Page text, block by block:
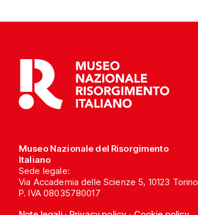
Museo Nazionale del Risorgimento
Italiano
Sede legale:
Via Accademia delle Scienze 5, 10123 Torino
P. IVA 08035780017